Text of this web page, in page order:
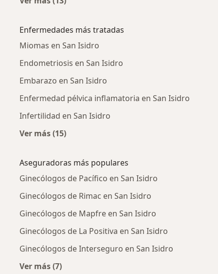
Enfermedades más tratadas
Miomas en San Isidro
Endometriosis en San Isidro
Embarazo en San Isidro
Enfermedad pélvica inflamatoria en San Isidro
Infertilidad en San Isidro
Ver más (15)
Aseguradoras más populares
Ginecólogos de Pacífico en San Isidro
Ginecólogos de Rimac en San Isidro
Ginecólogos de Mapfre en San Isidro
Ginecólogos de La Positiva en San Isidro
Ginecólogos de Interseguro en San Isidro
Ver más (7)